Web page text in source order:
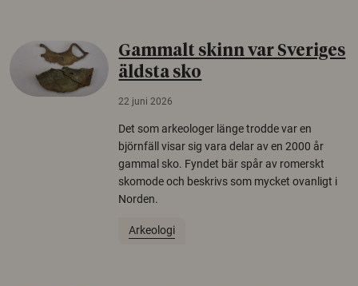
Gammalt skinn var Sveriges
äldsta sko
22 juni 2026
Det som arkeologer länge trodde var en
björnfäll visar sig vara delar av en 2000 år
gammal sko. Fyndet bär spår av romerskt
skomode och beskrivs som mycket ovanligt i
Norden.
Arkeologi